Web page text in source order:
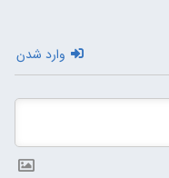
وارد شدن